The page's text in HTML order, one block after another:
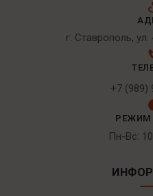
г. Ставрополь,
+7 (989)
РЕЖИМ
Пн-Вс: